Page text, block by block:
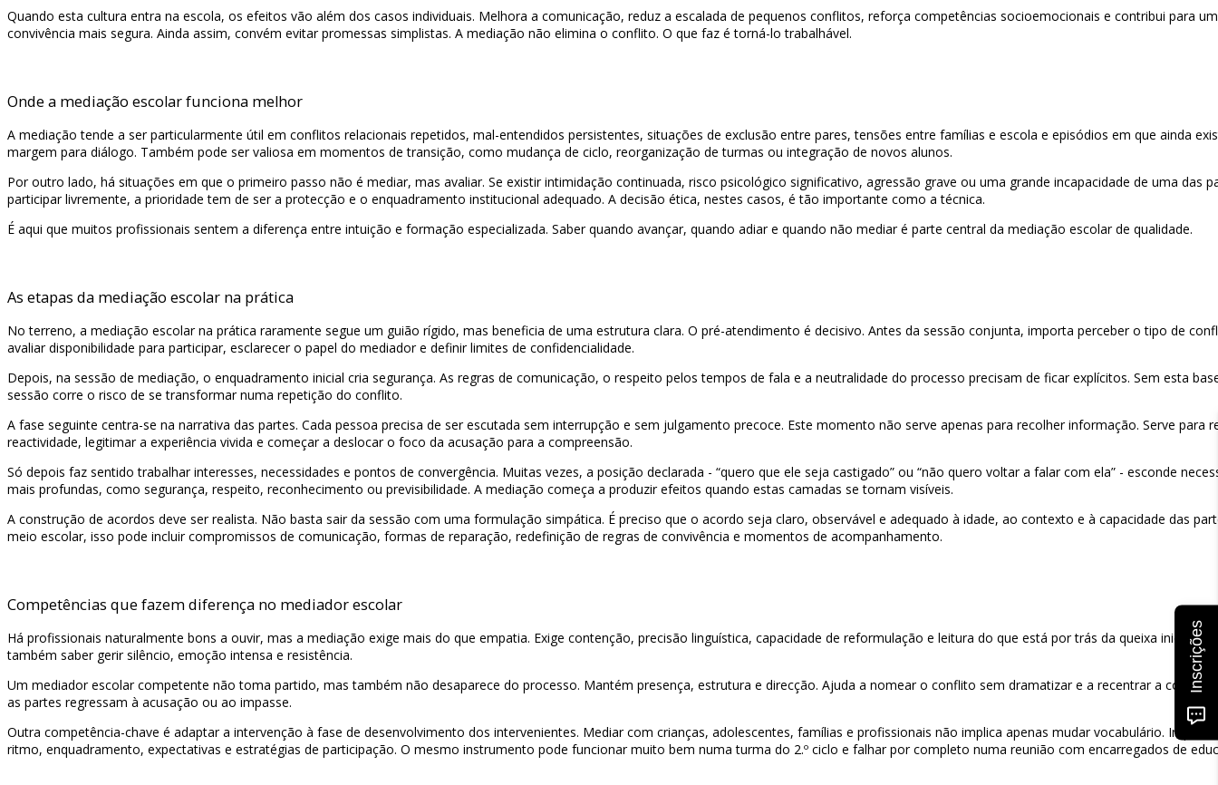
Quando esta cultura entra na escola, os efeitos vão além dos casos individuais. Melhora a comunicação, reduz a escalada de pequenos conflitos, reforça competências socioemocionais e contribui para
convivência mais segura. Ainda assim, convém evitar promessas simplistas. A mediação não elimina o conflito. O que faz é torná-lo trabalhável.
Onde a mediação escolar funciona melhor
A mediação tende a ser particularmente útil em conflitos relacionais repetidos, mal-entendidos persistentes, situações de exclusão entre pares, tensões entre famílias e escola e episódios em que ainda
margem para diálogo. Também pode ser valiosa em momentos de transição, como mudança de ciclo, reorganização de turmas ou integração de novos alunos.
Por outro lado, há situações em que o primeiro passo não é mediar, mas avaliar. Se existir intimidação continuada, risco psicológico significativo, agressão grave ou uma grande incapacidade de uma das
participar livremente, a prioridade tem de ser a protecção e o enquadramento institucional adequado. A decisão ética, nestes casos, é tão importante como a técnica.
É aqui que muitos profissionais sentem a diferença entre intuição e formação especializada. Saber quando avançar, quando adiar e quando não mediar é parte central da mediação escolar de qualidade.
As etapas da mediação escolar na prática
No terreno, a mediação escolar na prática raramente segue um guião rígido, mas beneficia de uma estrutura clara. O pré-atendimento é decisivo. Antes da sessão conjunta, importa perceber o tipo de
avaliar disponibilidade para participar, esclarecer o papel do mediador e definir limites de confidencialidade.
Depois, na sessão de mediação, o enquadramento inicial cria segurança. As regras de comunicação, o respeito pelos tempos de fala e a neutralidade do processo precisam de ficar explícitos. Sem esta
sessão corre o risco de se transformar numa repetição do conflito.
A fase seguinte centra-se na narrativa das partes. Cada pessoa precisa de ser escutada sem interrupção e sem julgamento precoce. Este momento não serve apenas para recolher informação. Serve para
reactividade, legitimar a experiência vivida e começar a deslocar o foco da acusação para a compreensão.
Só depois faz sentido trabalhar interesses, necessidades e pontos de convergência. Muitas vezes, a posição declarada - “quero que ele seja castigado” ou “não quero voltar a falar com ela” - esconde
mais profundas, como segurança, respeito, reconhecimento ou previsibilidade. A mediação começa a produzir efeitos quando estas camadas se tornam visíveis.
A construção de acordos deve ser realista. Não basta sair da sessão com uma formulação simpática. É preciso que o acordo seja claro, observável e adequado à idade, ao contexto e à capacidade das
meio escolar, isso pode incluir compromissos de comunicação, formas de reparação, redefinição de regras de convivência e momentos de acompanhamento.
Competências que fazem diferença no mediador escolar
Há profissionais naturalmente bons a ouvir, mas a mediação exige mais do que empatia. Exige contenção, precisão linguística, capacidade de reformulação e leitura do que está por trás da queixa inicial.
também saber gerir silêncio, emoção intensa e resistência.
Um mediador escolar competente não toma partido, mas também não desaparece do processo. Mantém presença, estrutura e direcção. Ajuda a nomear o conflito sem dramatizar e a recentrar a
as partes regressam à acusação ou ao impasse.
Outra competência-chave é adaptar a intervenção à fase de desenvolvimento dos intervenientes. Mediar com crianças, adolescentes, famílias e profissionais não implica apenas mudar vocabulário. Implica
ritmo, enquadramento, expectativas e estratégias de participação. O mesmo instrumento pode funcionar muito bem numa turma do 2.º ciclo e falhar por completo numa reunião com encarregados de
Inscrições